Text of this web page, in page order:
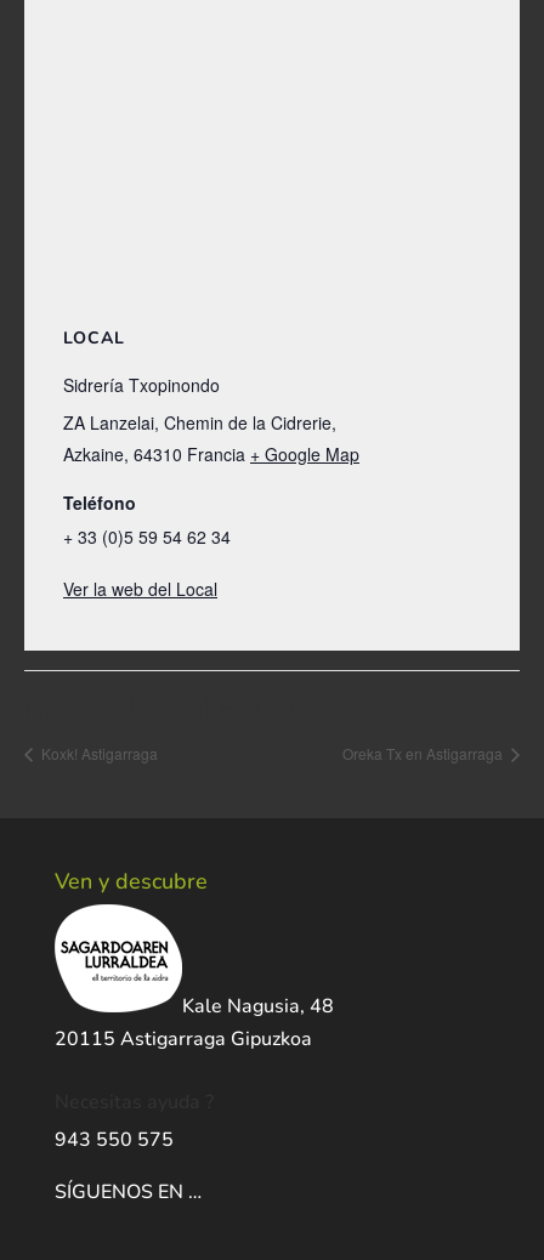
LOCAL
Sidrería Txopinondo
ZA Lanzelai, Chemin de la Cidrerie,
Azkaine, 64310 Francia + Google Map
Teléfono
+ 33 (0)5 59 54 62 34
Ver la web del Local
Koxk! Astigarraga Oreka Tx en Astigarraga
Ven y descubre
Kale Nagusia, 48
20115 Astigarraga Gipuzkoa
943 550 575
SÍGUENOS EN …